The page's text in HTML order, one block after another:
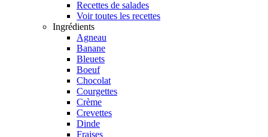
Recettes de salades
Voir toutes les recettes
Ingrédients
Agneau
Banane
Bleuets
Boeuf
Chocolat
Courgettes
Crème
Crevettes
Dinde
Fraises